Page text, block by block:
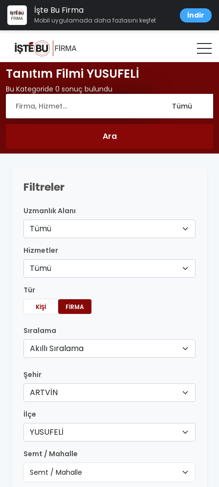
İşte Bu Firma
Mobil uygulamada daha fazlasını keşfet
İndir
Tanıtım Filmi YUSUFELİ
Bu Kategoride 0 sonuç bulundu
Filtreler
Uzmanlık Alanı
Tümü
Hizmetler
Tümü
Tür
KIŞI FIRMA
Sıralama
Akıllı Sıralama
Şehir
ARTVİN
İlçe
YUSUFELİ
Semt / Mahalle